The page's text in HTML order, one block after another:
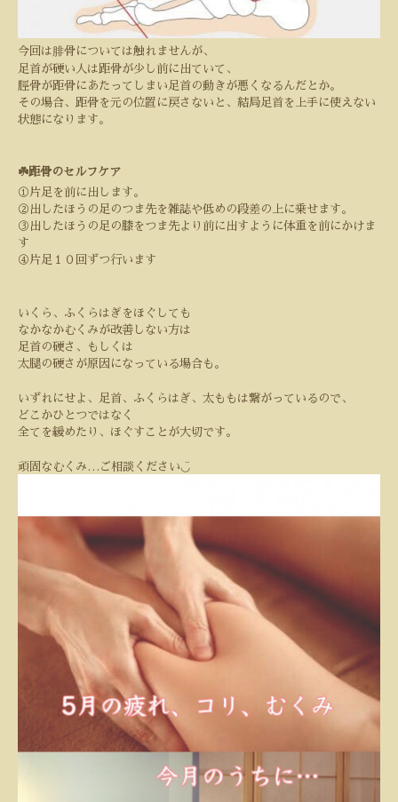
今回は腓骨については触れませんが、
足首が硬い人は距骨が少し前に出ていて、
脛骨が距骨にあたってしまい足首の動きが悪くなるんだとか。
その場合、距骨を元の位置に戻さないと、結局足首を上手に使えない
状態になります。
☘️距骨のセルフケア
①片足を前に出します。
②出したほうの足のつま先を雑誌や低めの段差の上に乗せます。
③出したほうの足の膝をつま先より前に出すように体重を前にかけま
す
④片足１０回ずつ行います
いくら、ふくらはぎをほぐしても
なかなかむくみが改善しない方は
足首の硬さ、もしくは
太腿の硬さが原因になっている場合も。
いずれにせよ、足首、ふくらはぎ、太ももは繋がっているので、
どこかひとつではなく
全てを緩めたり、ほぐすことが大切です。
頑固なむくみ … ご相談ください◡̈